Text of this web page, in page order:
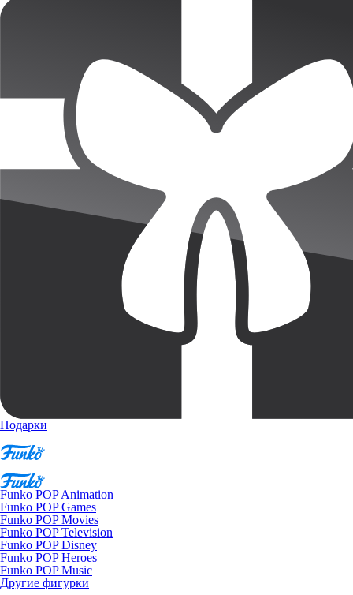
Подарки
Funko POP Animation
Funko POP Games
Funko POP Movies
Funko POP Television
Funko POP Disney
Funko POP Heroes
Funko POP Music
Другие фигурки